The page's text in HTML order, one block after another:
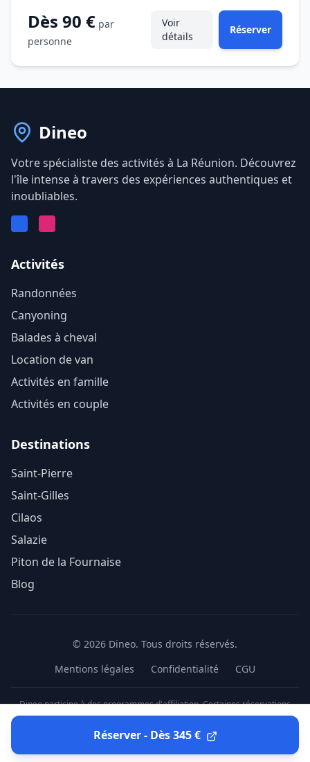
Dès 90 € par
personne
Voir
détails
Réserver
Réserver - Dès 345 €
Dineo
Votre spécialiste des activités à La Réunion. Découvrez
l'île intense à travers des expériences authentiques et
inoubliables.
Activités
Randonnées
Canyoning
Balades à cheval
Location de van
Activités en famille
Activités en couple
Destinations
Saint-Pierre
Saint-Gilles
Cilaos
Salazie
Piton de la Fournaise
Blog
© 2026 Dineo. Tous droits réservés.
Mentions légales
Confidentialité CGU
Dineo participe à des programmes d'affiliation. Certaines réservations
réalisées via nos liens peuvent nous générer une commission sans surcoût